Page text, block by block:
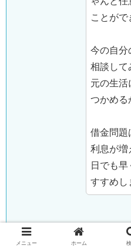
ことがで
今の自分
相談して
元の生活
つかめる
借金問題
利息が増
日でも
すすめし
↓司法書士法人み
こちら
メニュー ホーム